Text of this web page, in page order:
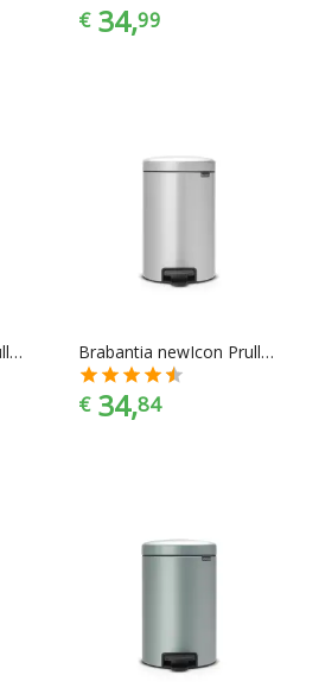
€ 34,99
Brabantia newIcon Prullenbak - 12 l - Platinum Brabantia newIcon Prullenbak - 12 l - Metallic Grey
€ 34,84